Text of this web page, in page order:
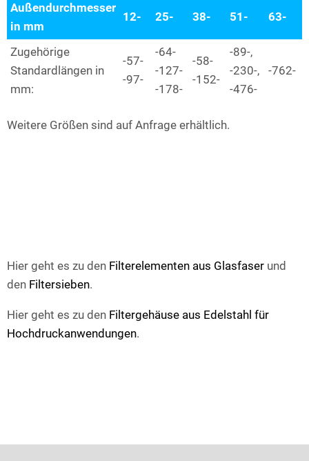
Außendurchmesser
in mm
12- 25- 38- 51- 63-
Zugehörige
Standardlängen in
mm:
-57-
-97-
-64-
-127-
-178-
-58-
-152-
-89-,
-230-,
-476-
-762-
Weitere Größen sind auf Anfrage erhältlich.
Hier geht es zu den Filterelementen aus Glasfaser und
den Filtersieben.
Hier geht es zu den Filtergehäuse aus Edelstahl für
Hochdruckanwendungen.